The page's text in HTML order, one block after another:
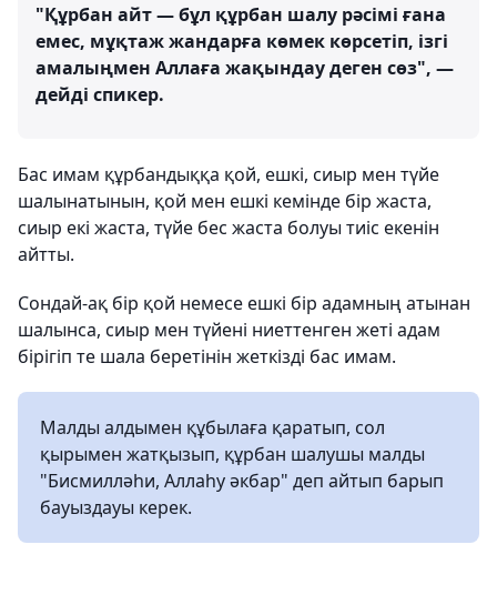
"Құрбан айт — бұл құрбан шалу рәсімі ғана
емес, мұқтаж жандарға көмек көрсетіп, ізгі
амалыңмен Аллаға жақындау деген сөз", —
дейді спикер.
Бас имам құрбандыққа қой, ешкі, сиыр мен түйе
шалынатынын, қой мен ешкі кемінде бір жаста,
сиыр екі жаста, түйе бес жаста болуы тиіс екенін
айтты.
Сондай-ақ бір қой немесе ешкі бір адамның атынан
шалынса, сиыр мен түйені ниеттенген жеті адам
бірігіп те шала беретінін жеткізді бас имам.
Малды алдымен құбылаға қаратып, сол
қырымен жатқызып, құрбан шалушы малды
"Бисмилләһи, Аллаһу әкбар" деп айтып барып
бауыздауы керек.